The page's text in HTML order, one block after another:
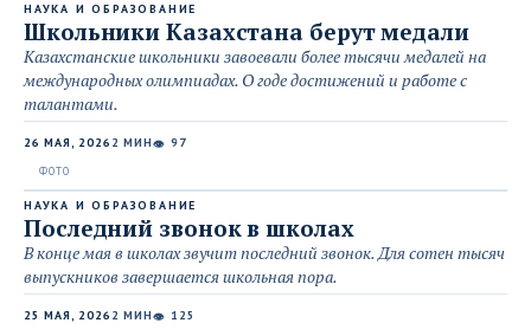
НАУКА И ОБРАЗОВАНИЕ
Школьники Казахстана берут медали
Казахстанские школьники завоевали более тысячи медалей на
международных олимпиадах. О годе достижений и работе с
талантами.
26 МАЯ, 2026 2 МИН👁 97
НАУКА И ОБРАЗОВАНИЕ
Последний звонок в школах
В конце мая в школах звучит последний звонок. Для сотен тысяч
выпускников завершается школьная пора.
25 МАЯ, 2026 2 МИН👁 125